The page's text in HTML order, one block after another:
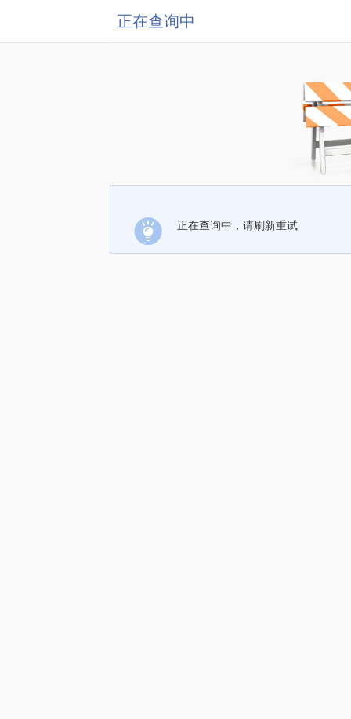
正在查询中
正在查询中，请刷新重试